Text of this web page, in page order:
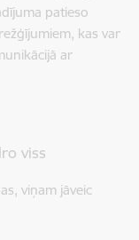
patieso
kas var
ar
viss
viņam jāveic